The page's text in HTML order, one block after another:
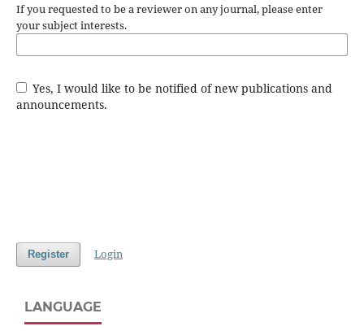
If you requested to be a reviewer on any journal, please enter
your subject interests.
Yes, I would like to be notified of new publications and
announcements.
Register Login
LANGUAGE